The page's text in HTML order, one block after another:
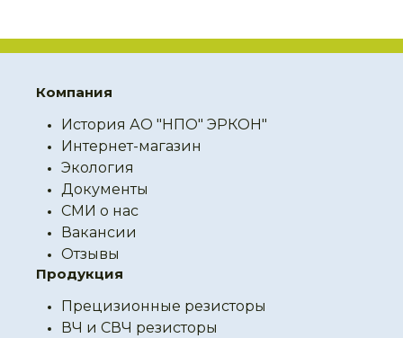
Компания
История АО "НПО" ЭРКОН"
Интернет-магазин
Экология
Документы
СМИ о нас
Вакансии
Отзывы
Продукция
Прецизионные резисторы
ВЧ и СВЧ резисторы